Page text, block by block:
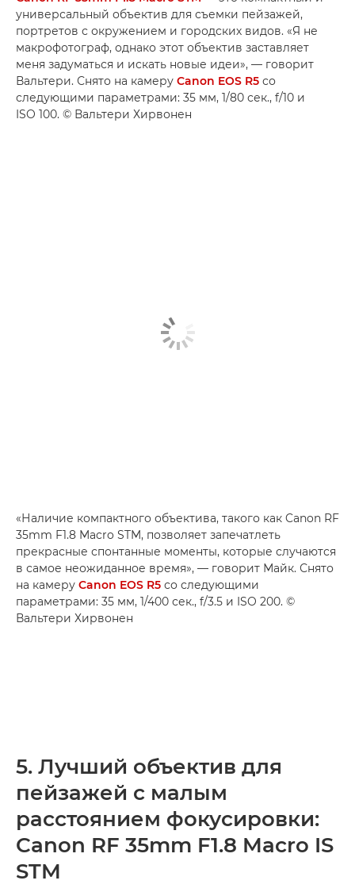
универсальный объектив для съемки пейзажей,
портретов с окружением и городских видов. «Я не
макрофотограф, однако этот объектив заставляет
меня задуматься и искать новые идеи», — говорит
Вальтери. Снято на камеру Canon EOS R5 со
следующими параметрами: 35 мм, 1/80 сек., f/10 и
ISO 100. © Вальтери Хирвонен
«Наличие компактного объектива, такого как Canon RF
35mm F1.8 Macro STM, позволяет запечатлеть
прекрасные спонтанные моменты, которые случаются
в самое неожиданное время», — говорит Майк. Снято
на камеру Canon EOS R5 со следующими
параметрами: 35 мм, 1/400 сек., f/3.5 и ISO 200. ©
Вальтери Хирвонен
5. Лучший объектив для
пейзажей с малым
расстоянием фокусировки:
Canon RF 35mm F1.8 Macro IS
STM